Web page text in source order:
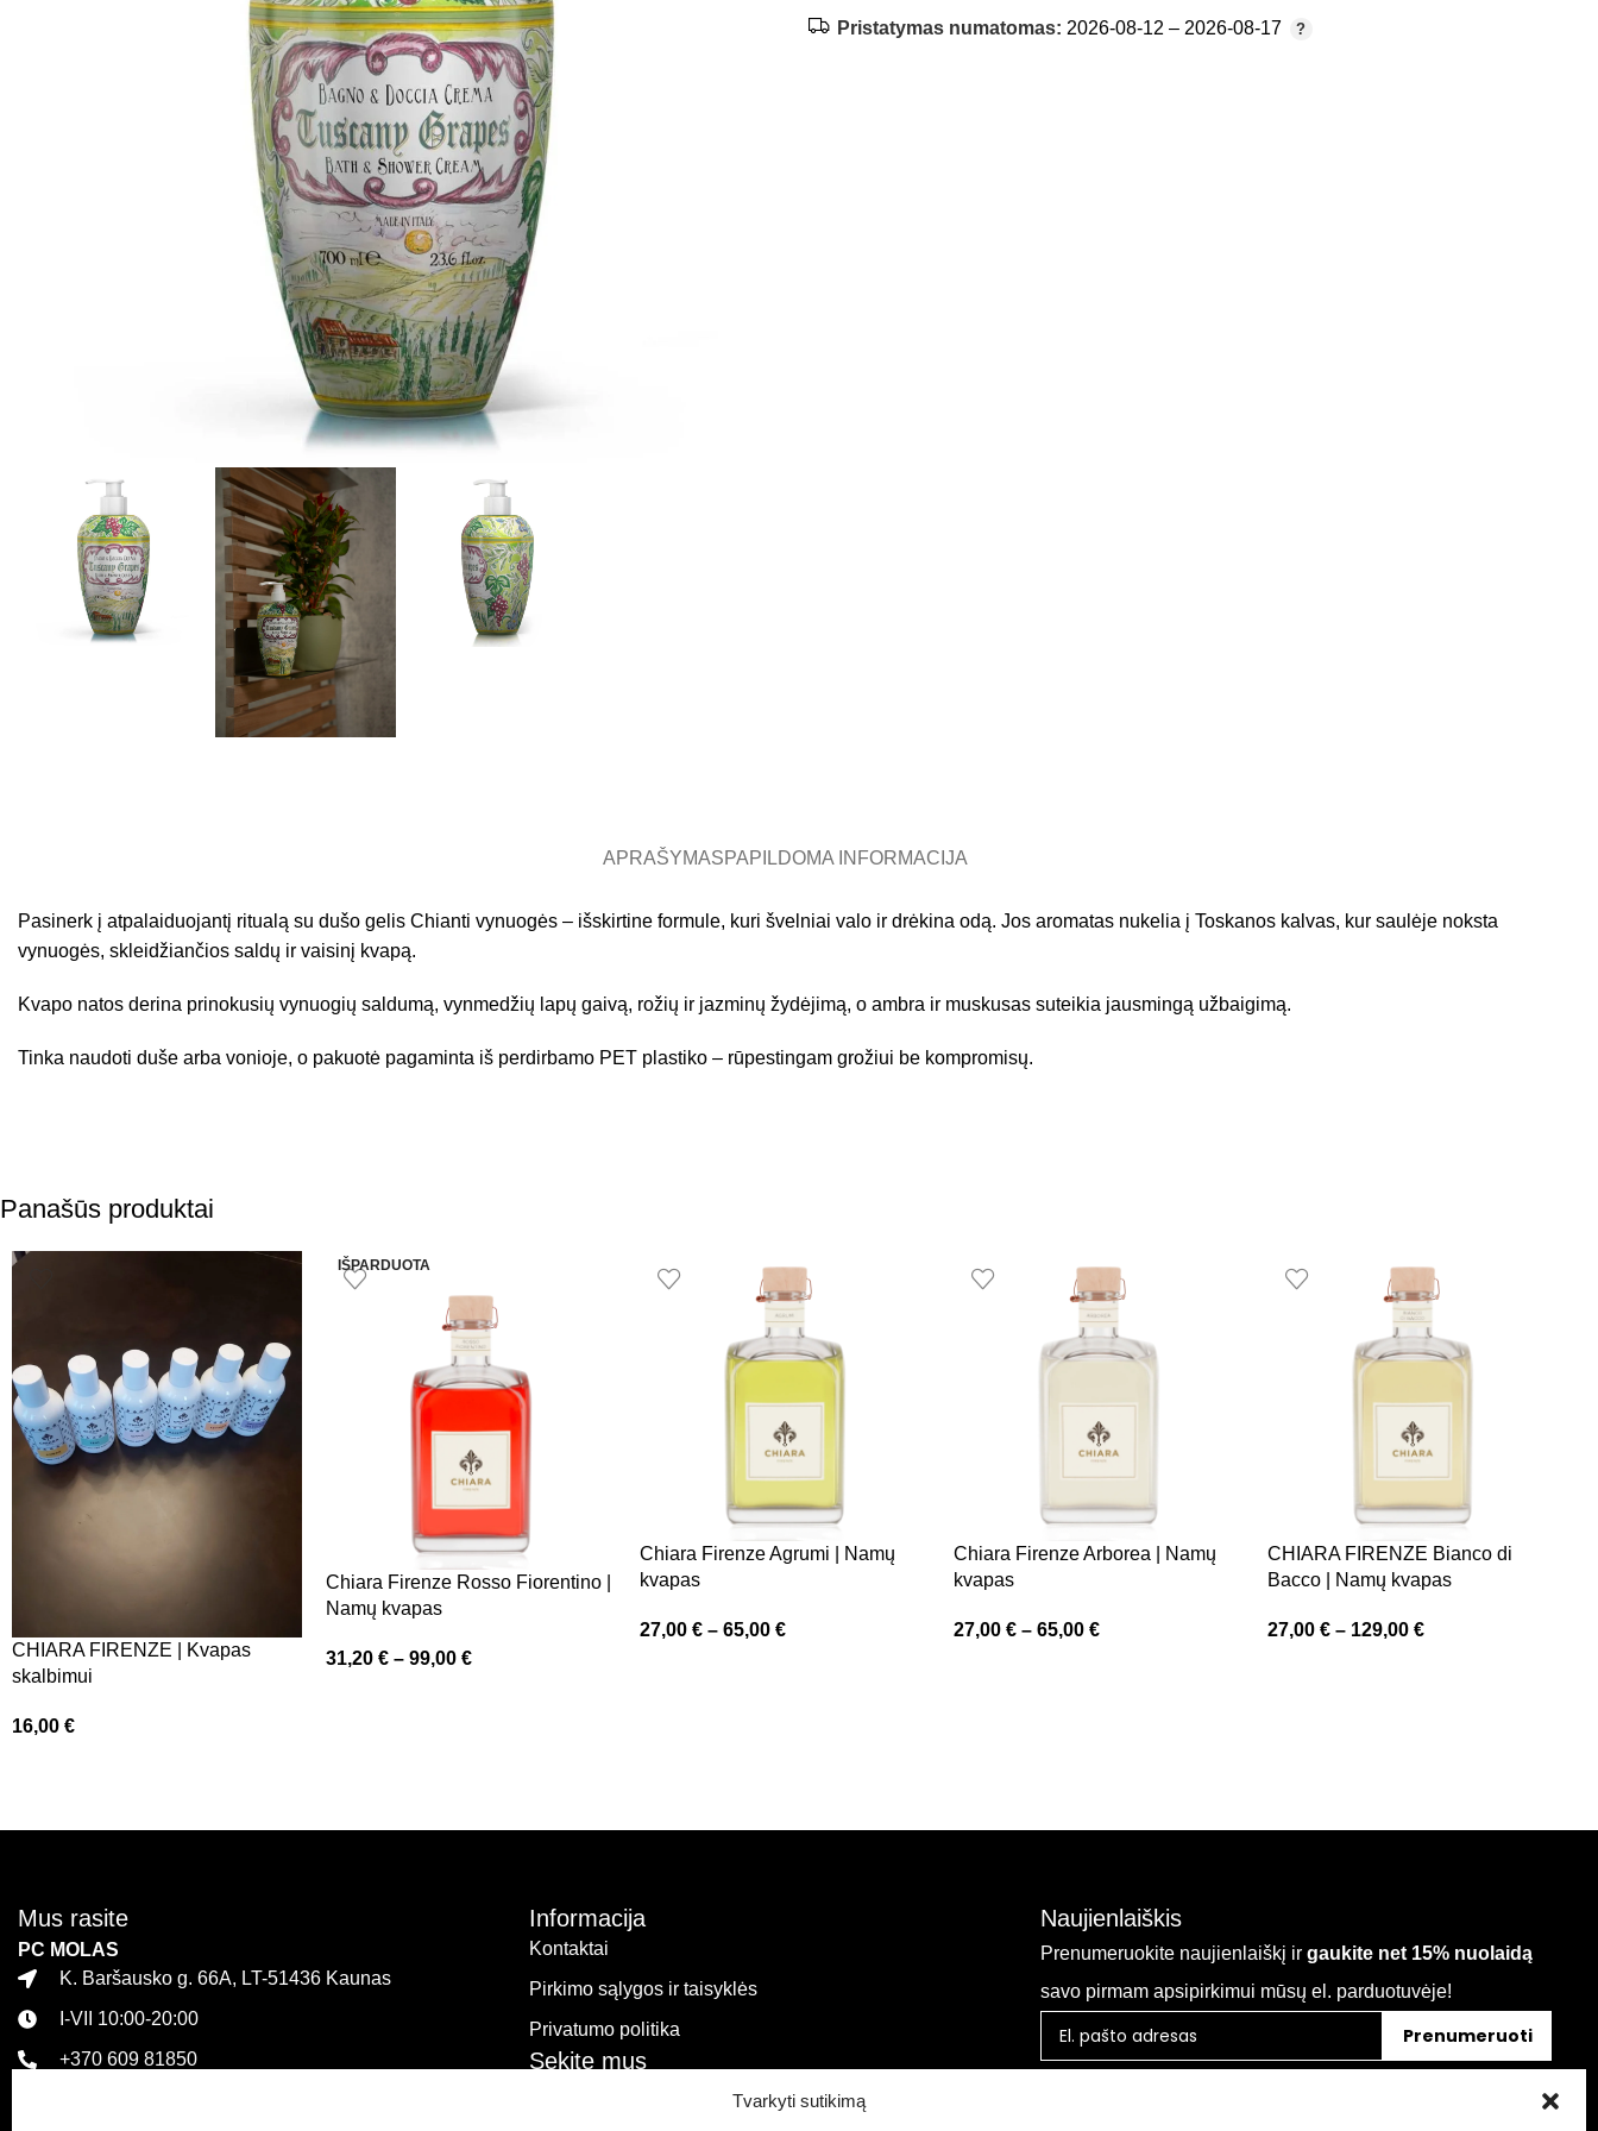
Tvarkyti sutikimą
Pristatymas numatomas: 2026-08-12 – 2026-08-17
APRAŠYMASPAPILDOMA INFORMACIJA
Pasinerk į atpalaiduojantį ritualą su dušo gelis Chianti vynuogės – išskirtine formule, kuri švelniai valo ir drėkina odą. Jos aromatas nukelia į Toskanos kalvas, kur saulėje noksta
vynuogės, skleidžiančios saldų ir vaisinį kvapą.
Kvapo natos derina prinokusių vynuogių saldumą, vynmedžių lapų gaivą, rožių ir jazminų žydėjimą, o ambra ir muskusas suteikia jausmingą užbaigimą.
Tinka naudoti duše arba vonioje, o pakuotė pagaminta iš perdirbamo PET plastiko – rūpestingam grožiui be kompromisų.
Panašūs produktai
CHIARA FIRENZE | Kvapas
skalbimui
16,00 €
IŠPARDUOTA
Chiara Firenze Rosso Fiorentino |
Namų kvapas
31,20 € – 99,00 €
Chiara Firenze Agrumi | Namų
kvapas
27,00 € – 65,00 €
Chiara Firenze Arborea | Namų
kvapas
27,00 € – 65,00 €
CHIARA FIRENZE Bianco di
Bacco | Namų kvapas
27,00 € – 129,00 €
Mus rasite
PC MOLAS
K. Baršausko g. 66A, LT-51436 Kaunas
I-VII 10:00-20:00
+370 609 81850
Informacija
Kontaktai
Pirkimo sąlygos ir taisyklės
Privatumo politika
Sekite mus
Naujienlaiškis
Prenumeruokite naujienlaiškį ir gaukite net 15% nuolaidą
savo pirmam apsipirkimui mūsų el. parduotuvėje!
Prenumeruoti